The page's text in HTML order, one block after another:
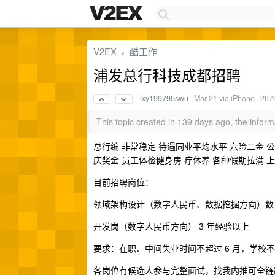
V2EX › 酷工作
浦发总行科技成都招聘
lxy199795swu · Mar 21 via iPhone ·
This topic created in 139 days ago, the
总行编 非常稳定 待遇同业平均水平 六险二金
庆奖金 员工体检健身房 疗休养 各种假期拉满
目前招聘岗位：
领域架构设计（数字人民币、数据挖掘方向）
开发岗（数字人民币方向） 3 年经验以上
要求：在职、中间失业时间不超过 6 月，学校
各岗位有候选人参与完整面试，找我内推可全